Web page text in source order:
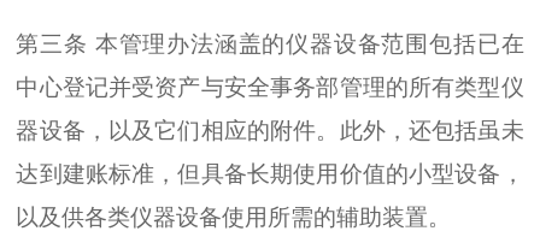
第三条 本管理办法涵盖的仪器设备范围包括已在
中心登记并受资产与安全事务部管理的所有类型仪
器设备，以及它们相应的附件。此外，还包括虽未
达到建账标准，但具备长期使用价值的小型设备，
以及供各类仪器设备使用所需的辅助装置。